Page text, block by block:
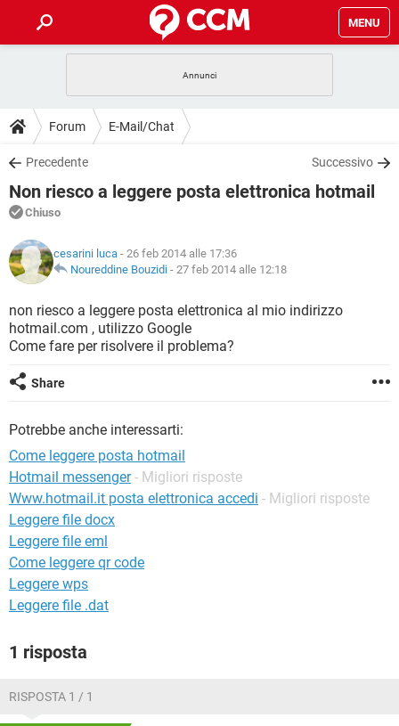
MENU
INTRATTENIMENTO
iOS
INSTAGRAM WHATSAPP
TIKTOK
HARDWARE
GUIDE
COVID-19
iOS
INSTAGRAM
TIKTOK FACEBOOK
DOWNLOAD
COVID-19 GAMING
INTRATTENIMENTO
iOS WINDOWS 10
INSTAGRAM
TIKTOK FACEBOOK
HARDWARE
FORUM
COVID-19
INTRATTENIMENTO ANDROID
INSTAGRAM
HARDWARE
GLOSSARIO
COVID-19
INTRATTENIMENTO ANDROID
iOS WINDOWS 10
INSTAGRAM
HARDWARE
Forum E-Mail/Chat
Precedente Successivo
Non riesco a leggere posta elettronica hotmail
Chiuso
cesarini luca - 26 feb 2014 alle 17:36
Noureddine Bouzidi - 27 feb 2014 alle 12:18
non riesco a leggere posta elettronica al mio indirizzo
hotmail.com , utilizzo Google
Come fare per risolvere il problema?
Share
Potrebbe anche interessarti:
Come leggere posta hotmail
Hotmail messenger - Migliori risposte
Www.hotmail.it posta elettronica accedi - Migliori risposte
Leggere file docx
Leggere file eml
Come leggere qr code
Leggere wps
Leggere file .dat
1 risposta
RISPOSTA 1 / 1